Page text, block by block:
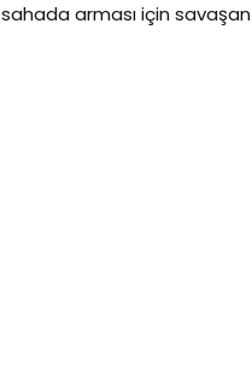
sahada arması için